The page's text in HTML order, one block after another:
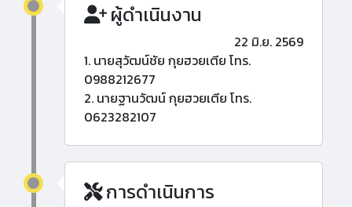
ผู้ดำเนินงาน
22 มิ.ย. 2569
1. นายสุวัฒน์ชัย กุยฮวยเตีย โทร.
0988212677
2. นายฐานวัฒน์ กุยฮวยเตีย โทร.
0623282107
การดำเนินการ